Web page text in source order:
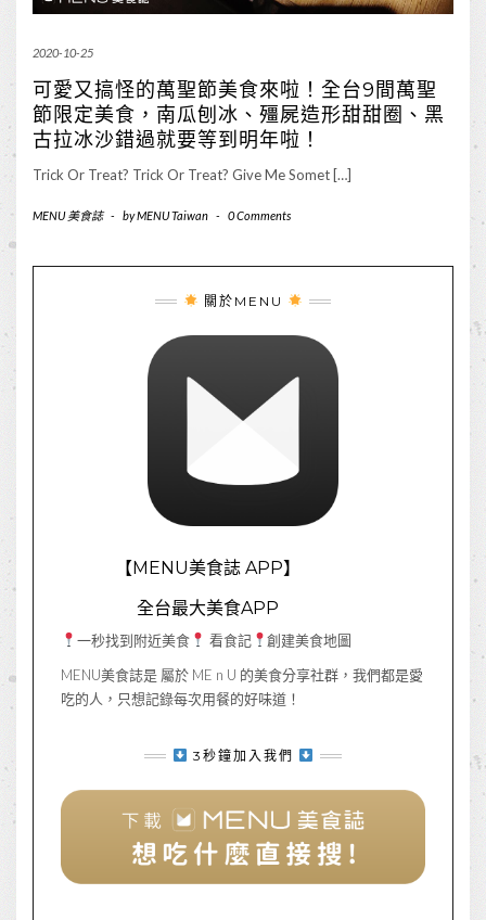
2020-10-25
可愛又搞怪的萬聖節美食來啦！全台9間萬聖
節限定美食，南瓜刨冰、殭屍造形甜甜圈、黑
古拉冰沙錯過就要等到明年啦！
Trick Or Treat? Trick Or Treat? Give Me Somet […]
MENU 美食誌 - byMENU Taiwan - 0 Comments
關於MENU
【MENU美食誌 APP】
全台最大美食APP
一秒找到附近美食 看食記
創建美食地圖
MENU美食誌是 屬於 ME n U 的美食分享社群，我們都是愛
吃的人，只想記錄每次用餐的好味道！
3秒鐘加入我們